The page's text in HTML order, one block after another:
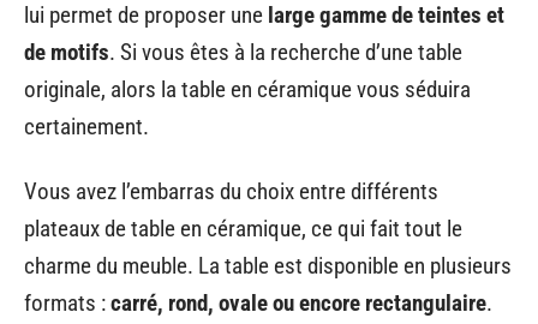
lui permet de proposer une large gamme de teintes et
de motifs. Si vous êtes à la recherche d’une table
originale, alors la table en céramique vous séduira
certainement.
Vous avez l’embarras du choix entre différents
plateaux de table en céramique, ce qui fait tout le
charme du meuble. La table est disponible en plusieurs
formats :carré, rond, ovale ou encore rectangulaire.